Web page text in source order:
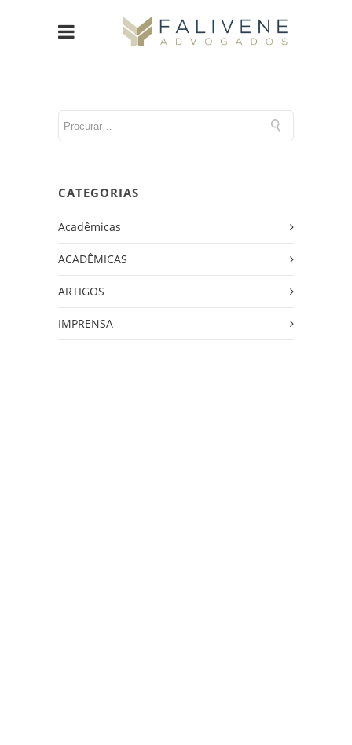
CATEGORIAS
Acadêmicas
ACADÊMICAS
ARTIGOS
IMPRENSA